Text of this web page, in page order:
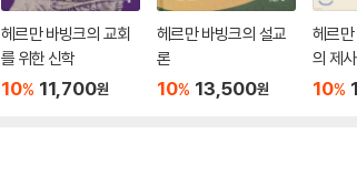
헤르만 바빙크의 교회
를 위한 신학
10% 11,700원
헤르만 바빙크의 설교
론
10% 13,500원
헤르
의 제사
10%